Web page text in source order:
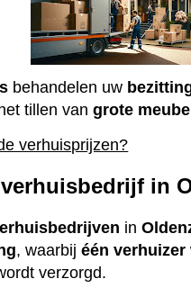
behandelen uw
tillen vangrote
verhuisprijzen?
in
in
, waarbijéén verhuizer
verzorgd.